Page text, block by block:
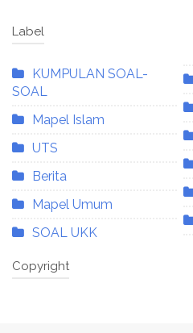
Label
KUMPULAN SOAL-
SOAL
Mapel Islam
UTS
Berita
Mapel Umum
SOAL UKK
Copyright